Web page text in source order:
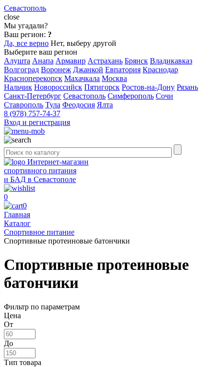
Севастополь
close
Мы угадали?
Ваш регион: ?
Да, все верно Нет, выберу другой
Выберите ваш регион
Алушта Анапа Армавир Астрахань Брянск Владикавказ
Волгоград Воронеж Джанкой Евпатория Краснодар
Красноперекопск Махачкала Москва
Нальчик Новороссийск Пятигорск Ростов-на-Дону Рязань
Санкт-Петербург Севастополь Симферополь Сочи
Ставрополь Тула Феодосия Ялта
8 (978) 757-74-37
Вход и регистрация
Интернет-магазин
спортивного питания
и БАД в Севастополе
0
0
Главная
Каталог
Спортивное питание
Спортивные протеиновые батончики
Спортивные протеиновые
батончики
Фильтр по параметрам
Цена
От
До
Тип товара